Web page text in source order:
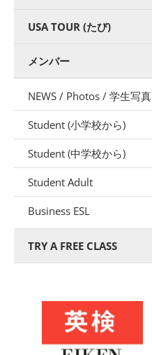
USA TOUR (たび)
メンバー
NEWS / Photos / 学生写真
Student (小学校から)
Student (中学校から)
Student Adult
Business ESL
TRY A FREE CLASS